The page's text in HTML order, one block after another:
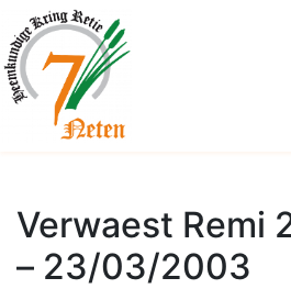
Verwaest Remi
– 23/03/2003